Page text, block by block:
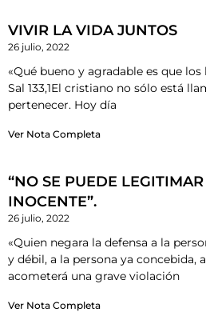
VIVIR LA VIDA JUNTOS
26 julio, 2022
«Qué bueno y agradable es que
Sal 133,1El cristiano no sólo está
pertenecer. Hoy día
Ver Nota Completa
“NO SE PUEDE
INOCENTE”.
26 julio, 2022
«Quien negara la defensa a la
y débil, a la persona ya concebida,
acometerá una grave violación
Ver Nota Completa